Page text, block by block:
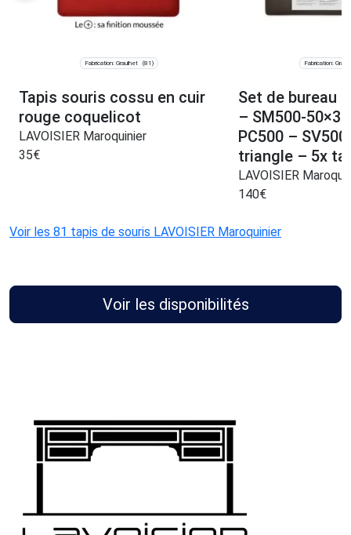
Fabrication: Graulhet (81)
Tapis souris cossu en cuir
rouge coquelicot
LAVOISIER Maroquinier
35€
Fabrication:
Set de bureau
– SM500-
PC500 –
triangle – 5x
LAVOISIER
140€
Voir les 81 tapis de souris LAVOISIER Maroquinier
Voir les disponibilités